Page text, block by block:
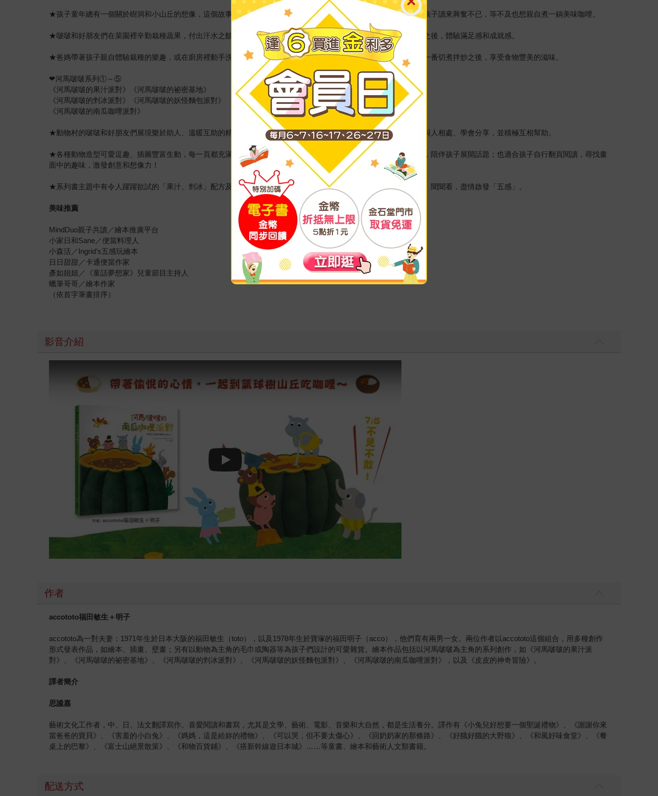
★孩子童年總有一個關於樹洞和小山丘的想像，這個故事的場景充滿繽紛色彩，從視覺延伸到觸覺、嗅覺、味覺，讓孩子讀來興奮不已，等不及也想親自煮一鍋美味咖哩。
★啵啵和好朋友們在菜園裡辛勤栽種蔬果，付出汗水之餘，一起享受收成的喜悅，藉此故事引導孩子在用心付出努力之後，體驗滿足感和成就感。
★爸媽帶著孩子親自體驗栽種的樂趣，或在廚房裡動手洗菜、切菜、煮食，就像故事中河馬啵啵和朋友們一樣，經過一番切煮拌炒之後，享受食物豐美的滋味。
❤河馬啵啵系列①～⑤
《河馬啵啵的果汁派對》《河馬啵啵的祕密基地》
《河馬啵啵的剉冰派對》《河馬啵啵的妖怪麵包派對》
《河馬啵啵的南瓜咖哩派對》
★動物村的啵啵和好朋友們展現樂於助人、溫暖互助的精神，親子共讀時，可將話題延伸到孩子生活日常，探討如何與人相處、學會分享，並積極互相幫助。
★各種動物造型可愛逗趣、插圖豐富生動，每一頁都充滿明亮鮮活的色彩，搭配溫馨趣味的故事情節，適合親子共讀，陪伴孩子展開話題；也適合孩子自行翻頁閱讀，尋找畫
面中的趣味，激發創意和想像力！
★系列書主題中有令人躍躍欲試的「果汁、剉冰」配方及各種充滿想像的造型麵包，陪孩子一起玩創意，動手做做看、聞聞看，盡情啟發「五感」。
美味推薦
MindDuo親子共讀／繪本推廣平台
小家日和Sane／便當料理人
小森活／Ingrid’s五感玩繪本
日日甜甜／卡通便當作家
彥如姐姐／《童話夢想家》兒童節目主持人
蠟筆哥哥／繪本作家
（依首字筆畫排序）
影音介紹
Play video
作者
accototo福田敏生＋明子
accototo為一對夫妻：1971年生於日本大阪的福田敏生（toto），以及1978年生於寶塚的福田明子（acco），他們育有兩男一女。兩位作者以accototo這個組合，用多種創作
形式發表作品，如繪本、插畫、壁畫；另有以動物為主角的毛巾或陶器等為孩子們設計的可愛雜貨。繪本作品包括以河馬啵啵為主角的系列創作，如《河馬啵啵的果汁派
對》、《河馬啵啵的祕密基地》、《河馬啵啵的剉冰派對》、《河馬啵啵的妖怪麵包派對》、《河馬啵啵的南瓜咖哩派對》，以及《皮皮的神奇冒險》。
譯者簡介
思謐嘉
藝術文化工作者，中、日、法文翻譯寫作。喜愛閱讀和書寫，尤其是文學、藝術、電影、音樂和大自然，都是生活養分。譯作有《小兔兒好想要一個聖誕禮物》、《謝謝你來
當爸爸的寶貝》、《害羞的小白兔》、《媽媽，這是給妳的禮物》、《可以哭，但不要太傷心》、《回奶奶家的那條路》、《好餓好餓的大野狼》、《和風好味食堂》、《餐
桌上的巴黎》、《富士山絕景散策》、《和物百貨鋪》、《搭新幹線遊日本城》……等童書、繪本和藝術人文類書籍。
配送方式